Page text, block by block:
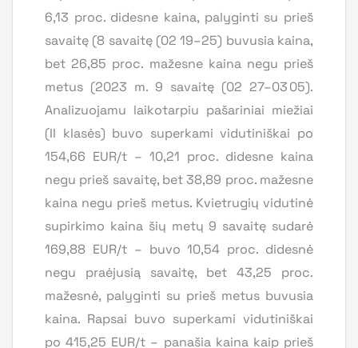
6,13 proc. didesne kaina, palyginti su prieš
savaitę (8 savaitę (02 19–25) buvusia kaina,
bet 26,85 proc. mažesne kaina negu prieš
metus (2023 m. 9 savaitę (02 27–03 05).
Analizuojamu laikotarpiu pašariniai miežiai
(II klasės) buvo superkami vidutiniškai po
154,66 EUR/t – 10,21 proc. didesne kaina
negu prieš savaitę, bet 38,89 proc. mažesne
kaina negu prieš metus. Kvietrugių vidutinė
supirkimo kaina šių metų 9 savaitę sudarė
169,88 EUR/t – buvo 10,54 proc. didesnė
negu praėjusią savaitę, bet 43,25 proc.
mažesnė, palyginti su prieš metus buvusia
kaina. Rapsai buvo superkami vidutiniškai
po 415,25 EUR/t – panašia kaina kaip prieš